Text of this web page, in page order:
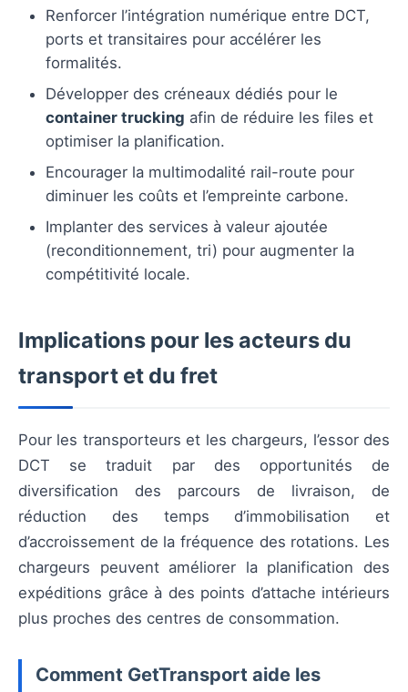
Renforcer l’intégration numérique entre DCT,
ports et transitaires pour accélérer les
formalités.
Développer des créneaux dédiés pour le
container trucking afin de réduire les files et
optimiser la planification.
Encourager la multimodalité rail-route pour
diminuer les coûts et l’empreinte carbone.
Implanter des services à valeur ajoutée
(reconditionnement, tri) pour augmenter la
compétitivité locale.
Implications pour les acteurs du
transport et du fret
Pour les transporteurs et les chargeurs, l’essor des
DCT se traduit par des opportunités de
diversification des parcours de livraison, de
réduction des temps d’immobilisation et
d’accroissement de la fréquence des rotations. Les
chargeurs peuvent améliorer la planification des
expéditions grâce à des points d’attache intérieurs
plus proches des centres de consommation.
Comment GetTransport aide les